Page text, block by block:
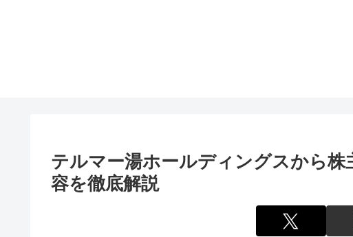
テルマー湯ホールディングスから株
容を徹底解説